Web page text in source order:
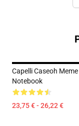
Capelli Caseoh
Notebook
23,75 € - 26,22 €